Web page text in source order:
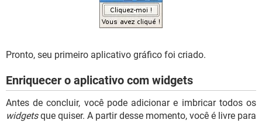
Pronto, seu primeiro aplicativo gráfico foi criado.
Enriquecer o aplicativo com widgets
Antes de concluir, você pode adicionar e imbricar todos os
widgetsque quiser. A partir desse momento, você é livre para